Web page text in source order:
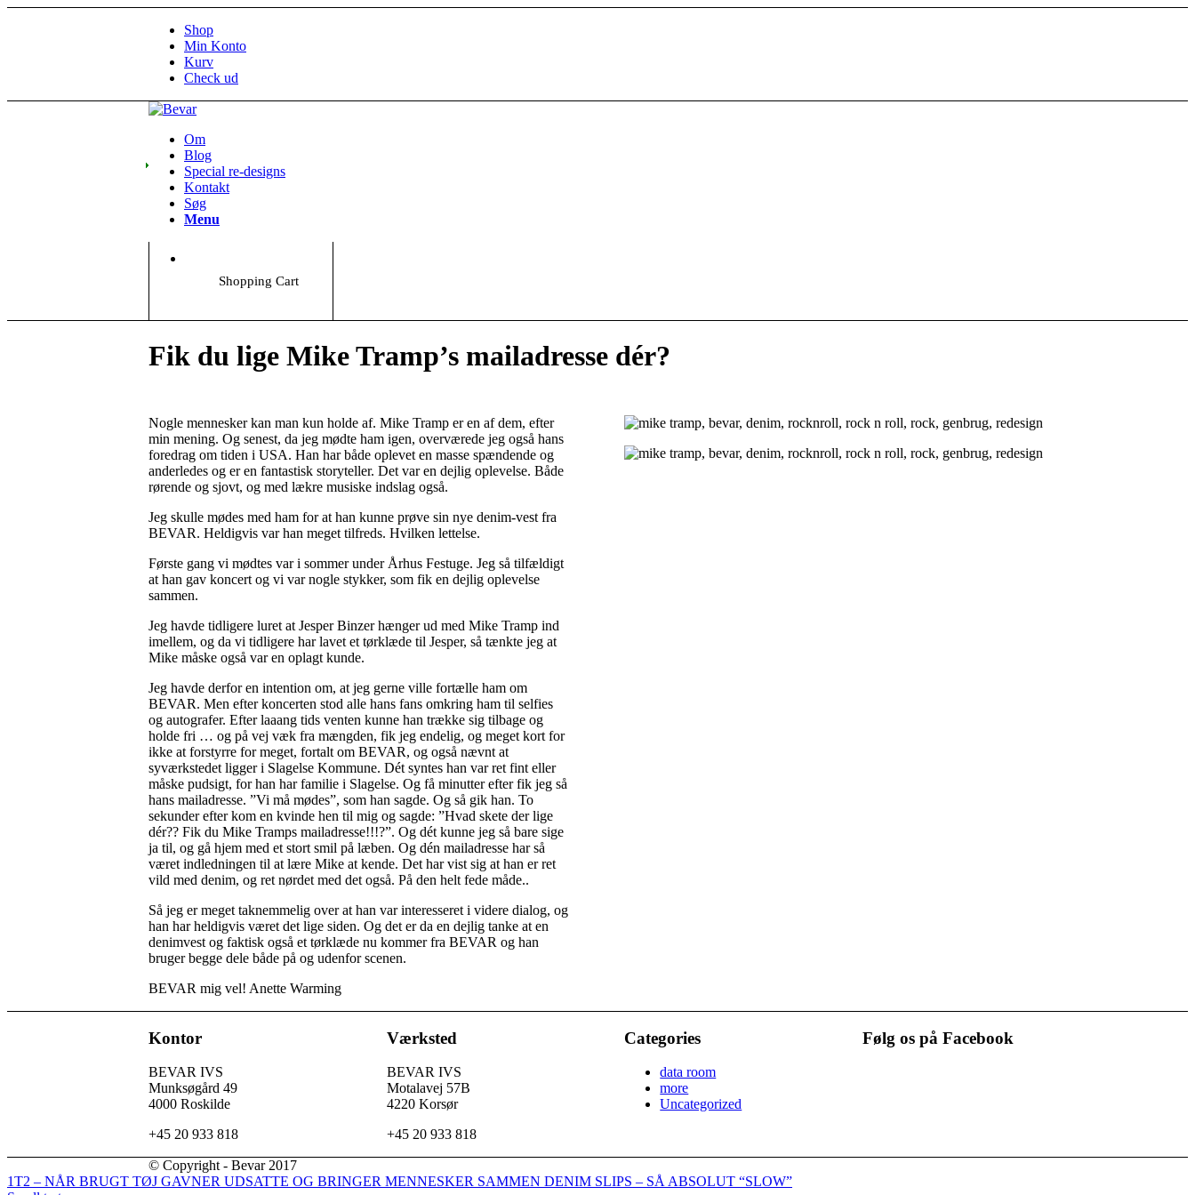
Shop
Min Konto
Kurv
Check ud
Om
Blog
Special re-designs
Kontakt
Søg
Menu
Shopping Cart
Fik du lige Mike Tramp’s mailadresse dér?
Nogle mennesker kan man kun holde af. Mike Tramp er en af dem, efter
min mening. Og senest, da jeg mødte ham igen, overværede jeg også hans
foredrag om tiden i USA. Han har både oplevet en masse spændende og
anderledes og er en fantastisk storyteller. Det var en dejlig oplevelse. Både
rørende og sjovt, og med lækre musiske indslag også.
Jeg skulle mødes med ham for at han kunne prøve sin nye denim-vest fra
BEVAR. Heldigvis var han meget tilfreds. Hvilken lettelse.
Første gang vi mødtes var i sommer under Århus Festuge. Jeg så tilfældigt
at han gav koncert og vi var nogle stykker, som fik en dejlig oplevelse
sammen.
Jeg havde tidligere luret at Jesper Binzer hænger ud med Mike Tramp ind
imellem, og da vi tidligere har lavet et tørklæde til Jesper, så tænkte jeg at
Mike måske også var en oplagt kunde.
Jeg havde derfor en intention om, at jeg gerne ville fortælle ham om
BEVAR. Men efter koncerten stod alle hans fans omkring ham til selfies
og autografer. Efter laaang tids venten kunne han trække sig tilbage og
holde fri … og på vej væk fra mængden, fik jeg endelig, og meget kort for
ikke at forstyrre for meget, fortalt om BEVAR, og også nævnt at
syværkstedet ligger i Slagelse Kommune. Dét syntes han var ret fint eller
måske pudsigt, for han har familie i Slagelse. Og få minutter efter fik jeg så
hans mailadresse. ”Vi må mødes”, som han sagde. Og så gik han. To
sekunder efter kom en kvinde hen til mig og sagde: ”Hvad skete der lige
dér?? Fik du Mike Tramps mailadresse!!!?”. Og dét kunne jeg så bare sige
ja til, og gå hjem med et stort smil på læben. Og dén mailadresse har så
været indledningen til at lære Mike at kende. Det har vist sig at han er ret
vild med denim, og ret nørdet med det også. På den helt fede måde..
Så jeg er meget taknemmelig over at han var interesseret i videre dialog, og
han har heldigvis været det lige siden. Og det er da en dejlig tanke at en
denimvest og faktisk også et tørklæde nu kommer fra BEVAR og han
bruger begge dele både på og udenfor scenen.
BEVAR mig vel! Anette Warming
Kontor
BEVAR IVS
Munksøgård 49
4000 Roskilde
+45 20 933 818
Værksted
BEVAR IVS
Motalavej 57B
4220 Korsør
+45 20 933 818
Categories
data room
more
Uncategorized
Følg os på Facebook
© Copyright - Bevar 2017
1T2 – NÅR BRUGT TØJ GAVNER UDSATTE OG BRINGER MENNESKER SAMMEN DENIM SLIPS – SÅ ABSOLUT “SLOW”